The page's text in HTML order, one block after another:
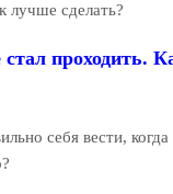
лучше сделать?
проходить.
себя вести, когда